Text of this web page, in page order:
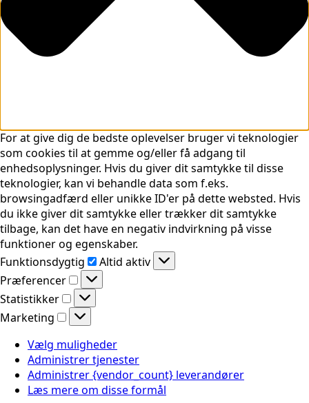
For at give dig de bedste oplevelser bruger vi teknologier
som cookies til at gemme og/eller få adgang til
enhedsoplysninger. Hvis du giver dit samtykke til disse
teknologier, kan vi behandle data som f.eks.
browsingadfærd eller unikke ID'er på dette websted. Hvis
du ikke giver dit samtykke eller trækker dit samtykke
tilbage, kan det have en negativ indvirkning på visse
funktioner og egenskaber.
Funktionsdygtig
Funktionsdygtig
Altid aktiv
Præferencer
Præferencer
Statistikker
Statistikker
Marketing
Marketing
Vælg muligheder
Administrer tjenester
Administrer {vendor_count} leverandører
Læs mere om disse formål